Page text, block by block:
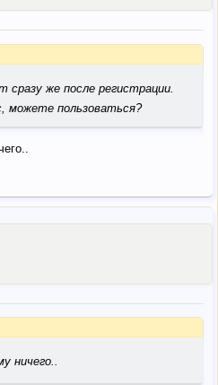
сразу же после регистрации.
можете пользоваться?
ничего..